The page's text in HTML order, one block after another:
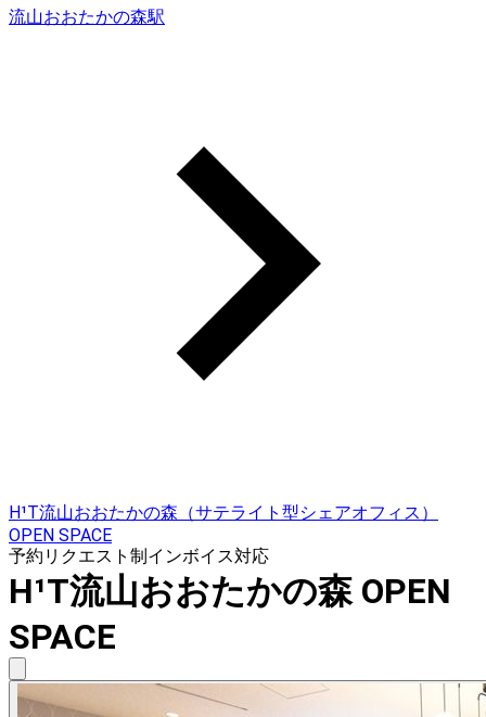
流山おおたかの森駅
H¹T流山おおたかの森（サテライト型シェアオフィス）
OPEN SPACE
予約リクエスト制インボイス対応
H¹T流山おおたかの森 OPEN
SPACE